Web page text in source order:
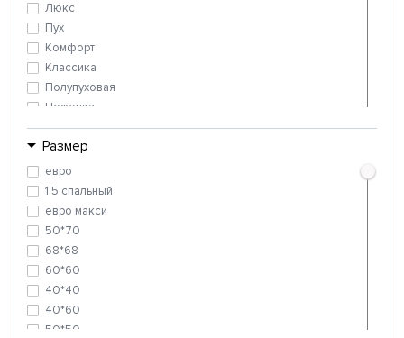
Люкс
Пух
Комфорт
Классика
Полупуховая
Неженка
Стандарт
Пухоперовая
Феличе Royal Collection
Эдда Premium Collection
Альда Comfort Collection
Рокко Comfort Collection
Надежда
Виктория
Аляска
Пуховая
Новая
Размер
евро
1.5 спальный
евро макси
50*70
68*68
60*60
40*40
40*60
50*50